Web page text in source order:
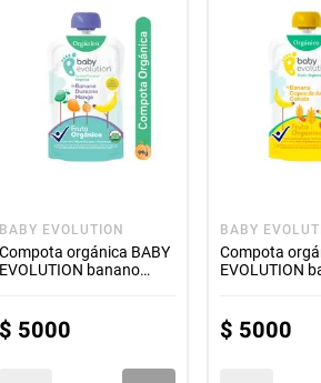
BABY EVOLUTION
Compota orgánica BABY
EVOLUTION banano
$ 5000
BABY
Compota
EVOLUTION
$ 5000